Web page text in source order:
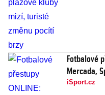
Fotbalové
Mercada,
iSport.cz